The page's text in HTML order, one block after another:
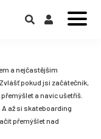
a nejčastějším
pokud jsi začátečník,
a navíc ušetříš.
až si skateboarding
přemýšlet nad